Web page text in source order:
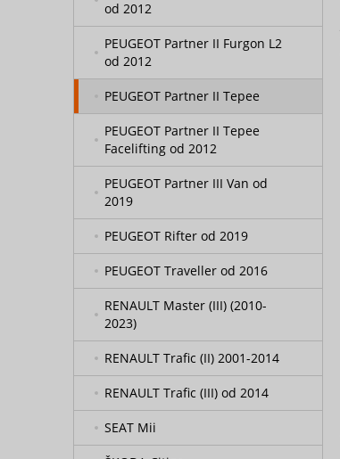
od 2012
PEUGEOT Partner II Furgon L2
od 2012
PEUGEOT Partner II Tepee
PEUGEOT Partner II Tepee
Facelifting od 2012
PEUGEOT Partner III Van od
2019
PEUGEOT Rifter od 2019
PEUGEOT Traveller od 2016
RENAULT Master (III) (2010-
2023)
RENAULT Trafic (II) 2001-2014
RENAULT Trafic (III) od 2014
SEAT Mii